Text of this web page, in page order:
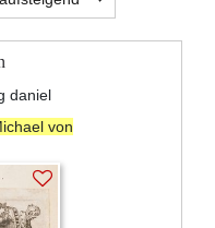
daniel
von